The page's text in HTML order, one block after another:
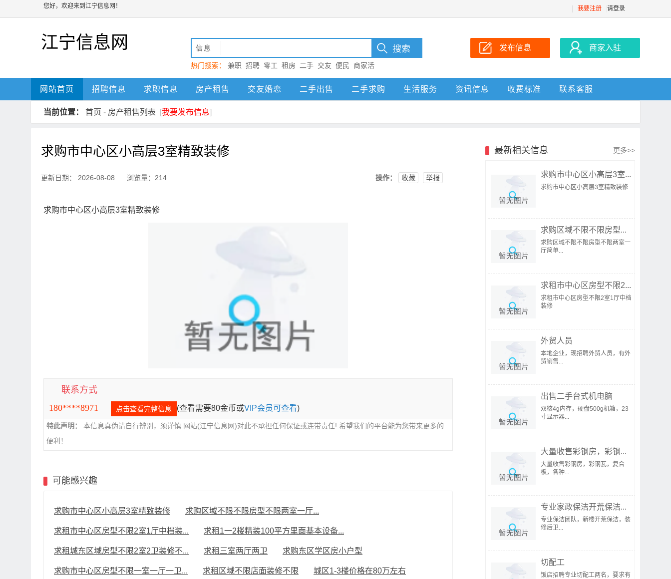
您好，欢迎来到江宁信息网！ 我要注册 请登录
江宁信息网 信息
热门搜索： 兼职 招聘 零工 租房 二手 交友 便民
商家活
动 江宁
发布信息 商家入驻
网站首页 招聘信息 求职信息 房产租售 交友婚恋 二手出售 二手求购 生活服务 资讯信息 收费标准 联系客服
当前位置： 首页 - 房产租售列表 [我要发布信息]
求购市中心区小高层3室精致装修
更新日期： 2026-08-08 浏览量：214 操作： 收藏 举报
求购市中心区小高层3室精致装修
联系方式
180****8971
点击查看完整信息 (查看需要80金币或VIP会员可查看)
特此声明：
本信息真伪请自行辨别，须谨慎.网站(江宁信息网)对此不承担任何保证或连带责任! 希望我们的平台能为您带来更多的
便利！
可能感兴趣
求购市中心区小高层3室精致装修 求购区域不限不限房型不限两室一厅...
求租市中心区房型不限2室1厅中档装... 求租1一2楼精装100平方里面基本设备...
求租城东区域房型不限2室2卫装修不... 求租三室两厅两卫 求购东区学区房小户型
求购市中心区房型不限一室一厅一卫... 求租区域不限店面装修不限 城区1-3楼价格在80万左右
最新相关信息 更多>>
求购市中心区小高层3室...
求购市中心区小高层3室精致装修
求购区域不限不限房型...
求购区域不限不限房型不限两室一
厅简单...
求租市中心区房型不限2...
求租市中心区房型不限2室1厅中档
装修
外贸人员
本地企业，现招聘外贸人员，有外
贸销售...
出售二手台式机电脑
双核4g内存，硬盘500g机箱，23
寸显示器...
大量收售彩钢房，彩钢...
大量收售彩钢房，彩钢瓦，复合
板，各种...
专业家政保洁开荒保洁...
专业保洁团队，新楼开荒保洁，装
修后卫...
切配工
饭店招聘专业切配工两名，要求有